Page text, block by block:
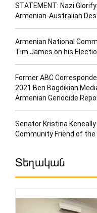
STATEMENT: Nazi
Armenian-Australian
Armenian National
Tim James on his
Former ABC
2021 Ben Bagdikian
Armenian Genocide
Senator Kristina
Community Friend of the
Տեղական